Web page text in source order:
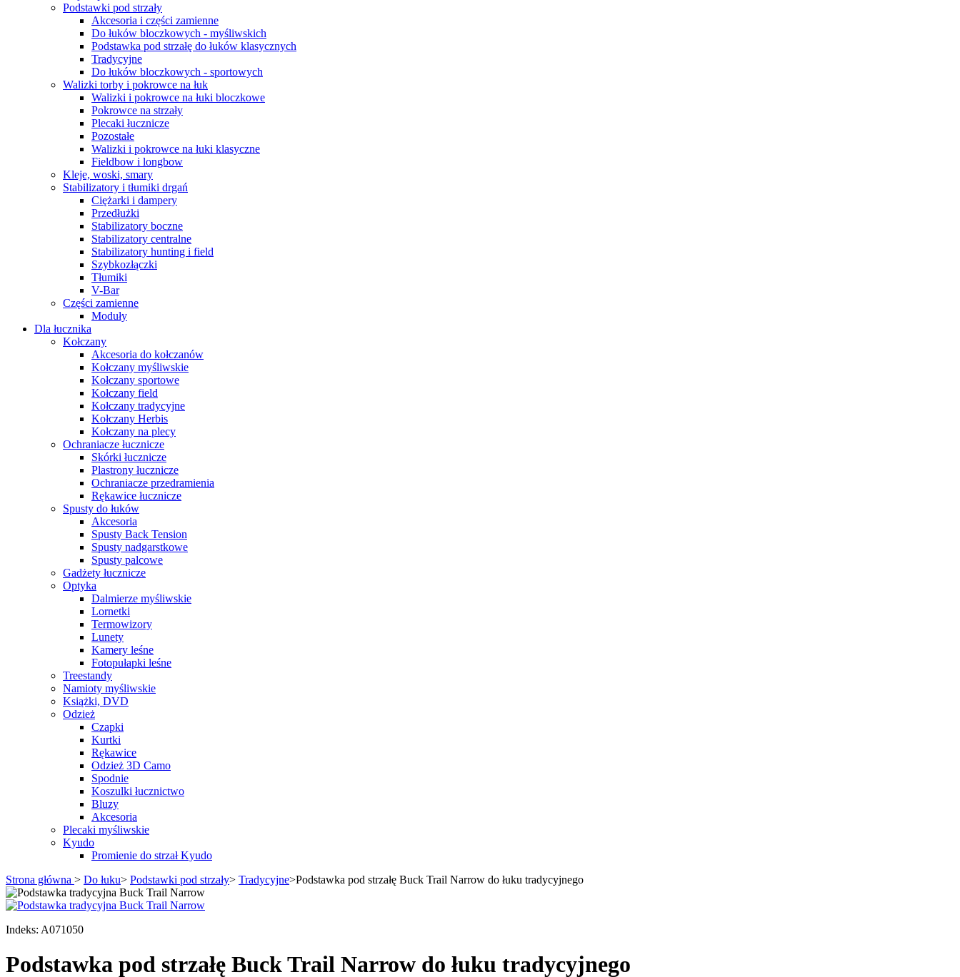
Podstawki pod strzały
Akcesoria i części zamienne
Do łuków bloczkowych - myśliwskich
Podstawka pod strzałę do łuków klasycznych
Tradycyjne
Do łuków bloczkowych - sportowych
Walizki torby i pokrowce na łuk
Walizki i pokrowce na łuki bloczkowe
Pokrowce na strzały
Plecaki łucznicze
Pozostałe
Walizki i pokrowce na łuki klasyczne
Fieldbow i longbow
Kleje, woski, smary
Stabilizatory i tłumiki drgań
Ciężarki i dampery
Przedłużki
Stabilizatory boczne
Stabilizatory centralne
Stabilizatory hunting i field
Szybkozłączki
Tłumiki
V-Bar
Części zamienne
Moduły
Dla łucznika
Kołczany
Akcesoria do kołczanów
Kołczany myśliwskie
Kołczany sportowe
Kołczany field
Kołczany tradycyjne
Kołczany Herbis
Kołczany na plecy
Ochraniacze łucznicze
Skórki łucznicze
Plastrony łucznicze
Ochraniacze przedramienia
Rękawice łucznicze
Spusty do łuków
Akcesoria
Spusty Back Tension
Spusty nadgarstkowe
Spusty palcowe
Gadżety łucznicze
Optyka
Dalmierze myśliwskie
Lornetki
Termowizory
Lunety
Kamery leśne
Fotopułapki leśne
Treestandy
Namioty myśliwskie
Książki, DVD
Odzież
Czapki
Kurtki
Rękawice
Odzież 3D Camo
Spodnie
Koszulki łucznictwo
Bluzy
Akcesoria
Plecaki myśliwskie
Kyudo
Promienie do strzał Kyudo
Strona główna > Do łuku> Podstawki pod strzały> Tradycyjne>Podstawka pod strzałę Buck Trail Narrow do łuku tradycyjnego
Indeks: A071050
Podstawka pod strzałę Buck Trail Narrow do łuku tradycyjnego